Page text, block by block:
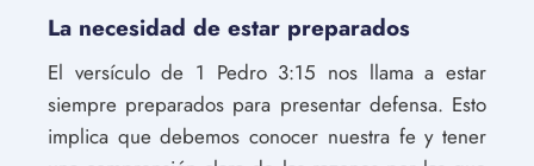
La necesidad de estar preparados
El versículo de 1 Pedro 3:15 nos llama a estar
siempre preparados para presentar defensa. Esto
implica que debemos conocer nuestra fe y tener